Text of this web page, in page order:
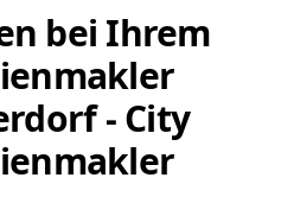
bei Ihrem
- City